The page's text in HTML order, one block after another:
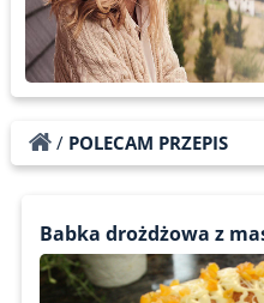
/ POLECAM PRZEPIS
Babka drożdżowa z